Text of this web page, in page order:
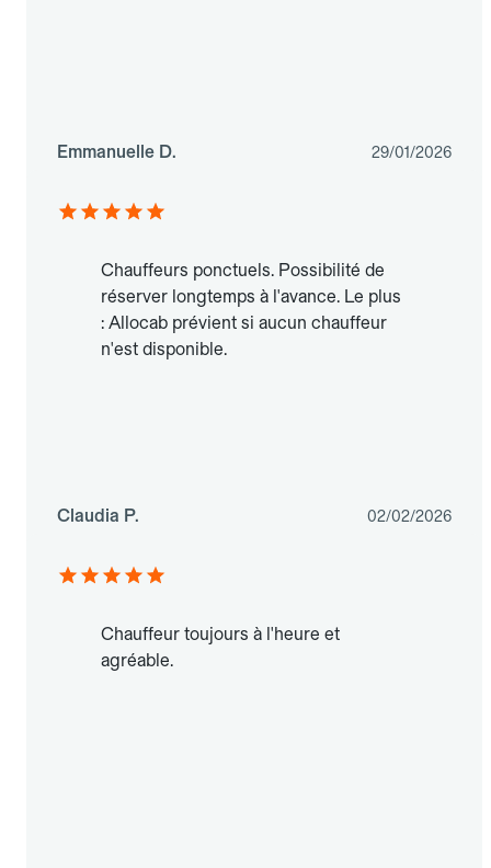
Emmanuelle D. 29/01/2026
Chauffeurs ponctuels. Possibilité de
réserver longtemps à l'avance. Le plus
: Allocab prévient si aucun chauffeur
n'est disponible.
Claudia P. 02/02/2026
Chauffeur toujours à l'heure et
agréable.